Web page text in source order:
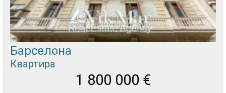
Барселона
Квартира
1 800 000 €